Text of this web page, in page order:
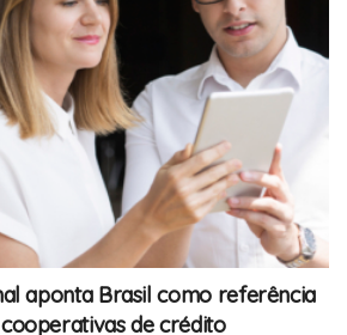
aponta Brasil como referência
de crédito